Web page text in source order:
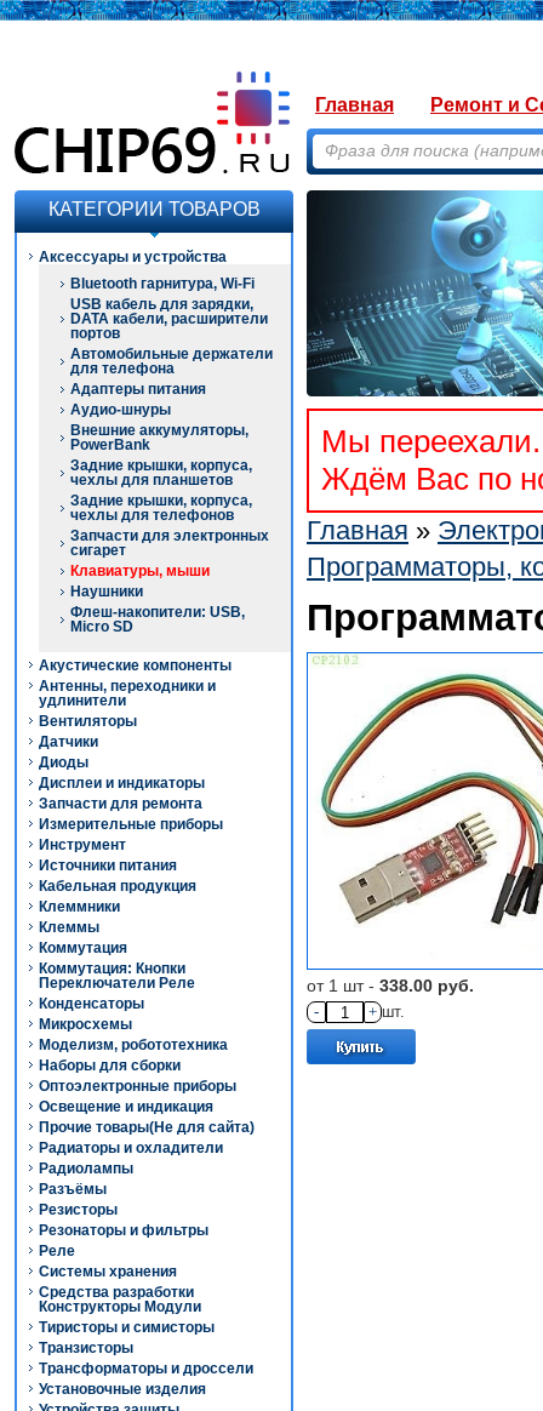
Главная Ремонт и
КАТЕГОРИИ ТОВАРОВ
Аксессуары и устройства
Bluetooth гарнитура, Wi-Fi
USB кабель для зарядки,
DATA кабели, расширители
портов
Автомобильные держатели
для телефона
Адаптеры питания
Аудио-шнуры
Внешние аккумуляторы,
PowerBank
Задние крышки, корпуса,
чехлы для планшетов
Задние крышки, корпуса,
чехлы для телефонов
Запчасти для электронных
сигарет
Клавиатуры, мыши
Наушники
Флеш-накопители: USB,
Micro SD
Акустические компоненты
Антенны, переходники и
удлинители
Вентиляторы
Датчики
Диоды
Дисплеи и индикаторы
Запчасти для ремонта
Измерительные приборы
Инструмент
Источники питания
Кабельная продукция
Клеммники
Клеммы
Коммутация
Коммутация: Кнопки
Переключатели Реле
Конденсаторы
Микросхемы
Моделизм, робототехника
Наборы для сборки
Оптоэлектронные приборы
Освещение и индикация
Прочие товары(Не для сайта)
Радиаторы и охладители
Радиолампы
Разъёмы
Резисторы
Резонаторы и фильтры
Реле
Системы хранения
Средства разработки
Конструкторы Модули
Тиристоры и симисторы
Транзисторы
Трансформаторы и дроссели
Установочные изделия
Мы
Ждём Вас по
Главная »
Программаторы,
от 1 шт - 338.00 руб.
- + шт.